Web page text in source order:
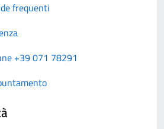
frequenti
+39 071 78291